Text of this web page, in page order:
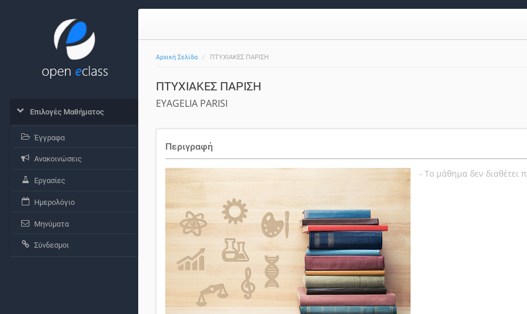
Αρχική Σελίδα ΠΤΥΧΙΑΚΕΣ ΠΑΡΙΣΗ
ΠΤΥΧΙΑΚΕΣ ΠΑΡΙΣΗ
EYAGELIA PARISI
Περιγραφή
- Το μάθημα δεν διαθέτει
Επιλογές Μαθήματος
Έγγραφα
Ανακοινώσεις
Εργασίες
Ημερολόγιο
Μηνύματα
Σύνδεσμοι